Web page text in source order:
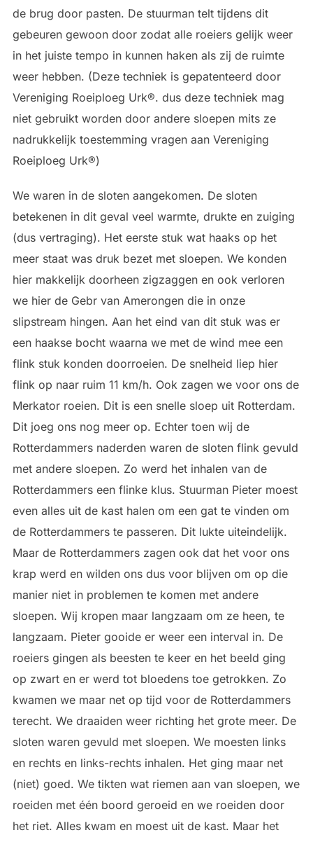
de brug door pasten. De stuurman telt tijdens dit
gebeuren gewoon door zodat alle roeiers gelijk weer
in het juiste tempo in kunnen haken als zij de ruimte
weer hebben. (Deze techniek is gepatenteerd door
Vereniging Roeiploeg Urk®. dus deze techniek mag
niet gebruikt worden door andere sloepen mits ze
nadrukkelijk toestemming vragen aan Vereniging
Roeiploeg Urk®)
We waren in de sloten aangekomen. De sloten
betekenen in dit geval veel warmte, drukte en zuiging
(dus vertraging). Het eerste stuk wat haaks op het
meer staat was druk bezet met sloepen. We konden
hier makkelijk doorheen zigzaggen en ook verloren
we hier de Gebr van Amerongen die in onze
slipstream hingen. Aan het eind van dit stuk was er
een haakse bocht waarna we met de wind mee een
flink stuk konden doorroeien. De snelheid liep hier
flink op naar ruim 11 km/h. Ook zagen we voor ons de
Merkator roeien. Dit is een snelle sloep uit Rotterdam.
Dit joeg ons nog meer op. Echter toen wij de
Rotterdammers naderden waren de sloten flink gevuld
met andere sloepen. Zo werd het inhalen van de
Rotterdammers een flinke klus. Stuurman Pieter moest
even alles uit de kast halen om een gat te vinden om
de Rotterdammers te passeren. Dit lukte uiteindelijk.
Maar de Rotterdammers zagen ook dat het voor ons
krap werd en wilden ons dus voor blijven om op die
manier niet in problemen te komen met andere
sloepen. Wij kropen maar langzaam om ze heen, te
langzaam. Pieter gooide er weer een interval in. De
roeiers gingen als beesten te keer en het beeld ging
op zwart en er werd tot bloedens toe getrokken. Zo
kwamen we maar net op tijd voor de Rotterdammers
terecht. We draaiden weer richting het grote meer. De
sloten waren gevuld met sloepen. We moesten links
en rechts en links-rechts inhalen. Het ging maar net
(niet) goed. We tikten wat riemen aan van sloepen, we
roeiden met één boord geroeid en we roeiden door
het riet. Alles kwam en moest uit de kast. Maar het